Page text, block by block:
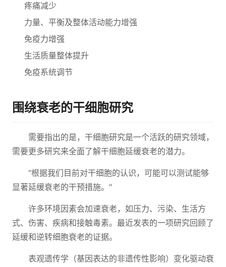
疼痛减少
力量、平衡及整体活动能力增强
免疫力增强
生活质量整体提升
免疫系统调节
围绕衰老的干细胞研究
需要指出的是，干细胞研究是一个活跃的研究领域，
需要更多研究来全面了解干细胞延缓衰老的潜力。
"根据我们目前对干细胞的认识，可能可以测试能够
显著延缓衰老的干预措施。"
许多环境因素会加速衰老，如压力、污染、生活方
式、伤害、疾病和接触毒素。最近发表的一项研究回顾了
延缓和逆转细胞衰老的证据。
表观遗传学（基因表达的非遗传性影响）变化驱动衰